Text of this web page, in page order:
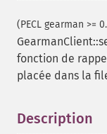
(PECL gearman >=
fonction de
placée dans la
Description